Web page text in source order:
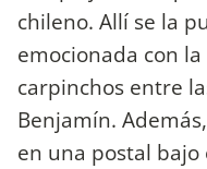
chileno. Allí se la
emocionada con
carpinchos entre
Benjamín.
en una postal bajo